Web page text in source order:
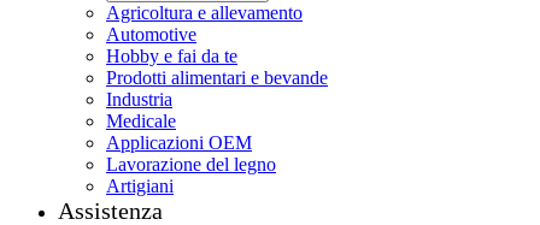
Agricoltura e allevamento
Automotive
Hobby e fai da te
Prodotti alimentari e bevande
Industria
Medicale
Applicazioni OEM
Lavorazione del legno
Artigiani
Assistenza